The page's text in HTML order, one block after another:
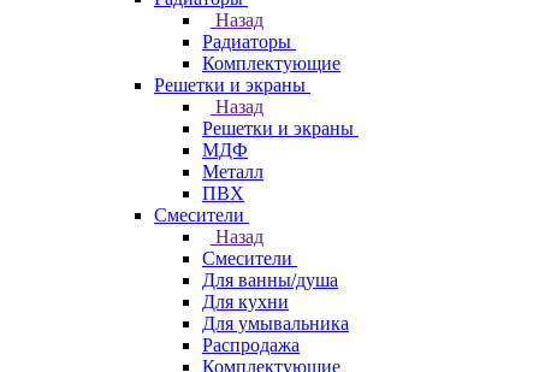
Назад
Радиаторы
Комплектующие
Решетки и экраны
Назад
Решетки и экраны
МДФ
Металл
ПВХ
Смесители
Назад
Смесители
Для ванны/душа
Для кухни
Для умывальника
Распродажа
Комплектующие